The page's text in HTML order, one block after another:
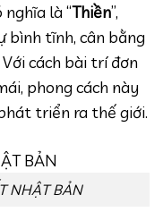
nghĩa là “Thiền”,
bình tĩnh, cân bằng
cách bài trí đơn
phong cách này
triển ra thế giới.
NHẬT BẢN